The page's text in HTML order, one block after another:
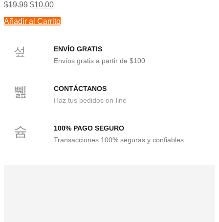
$19.99 $10.00
Añadir al Carrito
ENVÍO GRATIS
Envíos gratis a partir de $100
CONTÁCTANOS
Haz tus pedidos on-line
100% PAGO SEGURO
Transacciones 100% seguras y confiables